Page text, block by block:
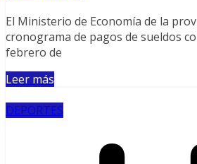
El Ministerio de Economía de la
cronograma de pagos de sueldos
febrero de
Leer más
DEPORTES